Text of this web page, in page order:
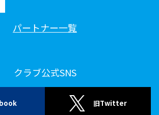
パートナー一覧
クラブ公式SNS
旧Twitter